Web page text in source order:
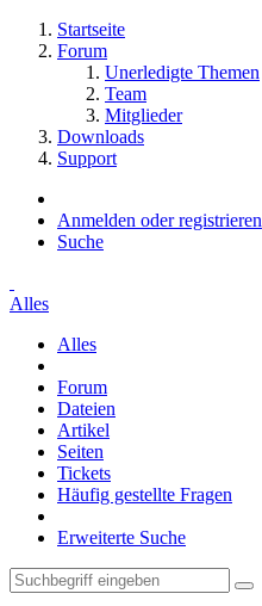
Startseite
Forum
Unerledigte Themen
Team
Mitglieder
Downloads
Support
Anmelden oder registrieren
Suche
Alles
Alles
Forum
Dateien
Artikel
Seiten
Tickets
Häufig gestellte Fragen
Erweiterte Suche